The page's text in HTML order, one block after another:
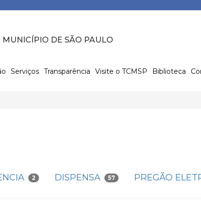
DE SÃO PAULO
Serviços Transparência Visite o TCMSP Biblioteca
2 DISPENSA 57 PREGÃO